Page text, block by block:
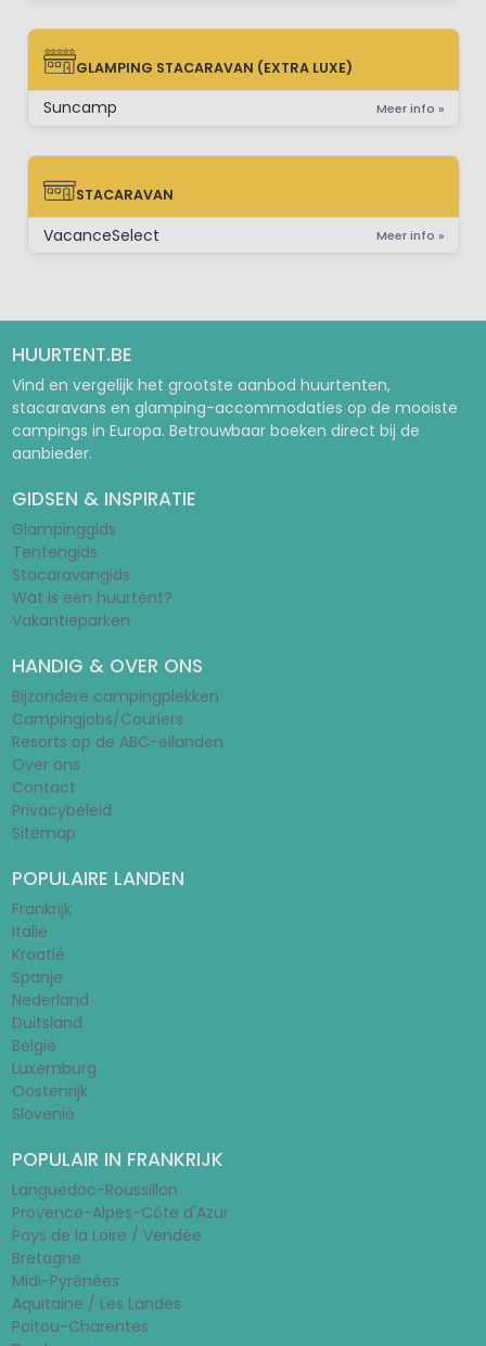
GLAMPING STACARAVAN (EXTRA LUXE)
GLAMPING STACARAVAN (EXTRA LUXE)
Suncamp Meer info »
STACARAVAN
STACARAVAN
VacanceSelect Meer info »
HUURTENT.BE
Vind en vergelijk het grootste aanbod huurtenten,
stacaravans en glamping-accommodaties op de mooiste
campings in Europa. Betrouwbaar boeken direct bij de
aanbieder.
GIDSEN & INSPIRATIE
Glampinggids
Tentengids
Stacaravangids
Wat is een huurtent?
Vakantieparken
HANDIG & OVER ONS
Bijzondere campingplekken
Campingjobs/Couriers
Resorts op de ABC-eilanden
Over ons
Contact
Privacybeleid
Sitemap
POPULAIRE LANDEN
Frankrijk
Italië
Kroatië
Spanje
Nederland
Duitsland
België
Luxemburg
Oostenrijk
Slovenië
POPULAIR IN FRANKRIJK
Languedoc-Roussillon
Provence-Alpes-Côte d'Azur
Pays de la Loire / Vendée
Bretagne
Midi-Pyrénées
Aquitaine / Les Landes
Poitou-Charentes